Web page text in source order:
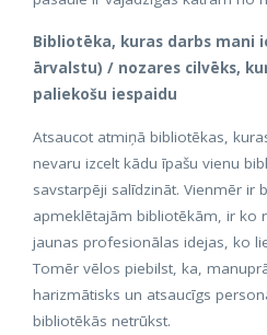
Bibliotēka, kuras darbs mani
ārvalstu) / nozares cilvēks,
paliekošu iespaidu
Atsaucot atmiņā bibliotēkas,
nevaru izcelt kādu īpašu vienu
savstarpēji salīdzināt. Vienmēr ir
apmeklētajām bibliotēkām, ir ko
jaunas profesionālas idejas, ko
Tomēr vēlos piebilst, ka,
harizmātisks un atsaucīgs
bibliotēkās netrūkst.